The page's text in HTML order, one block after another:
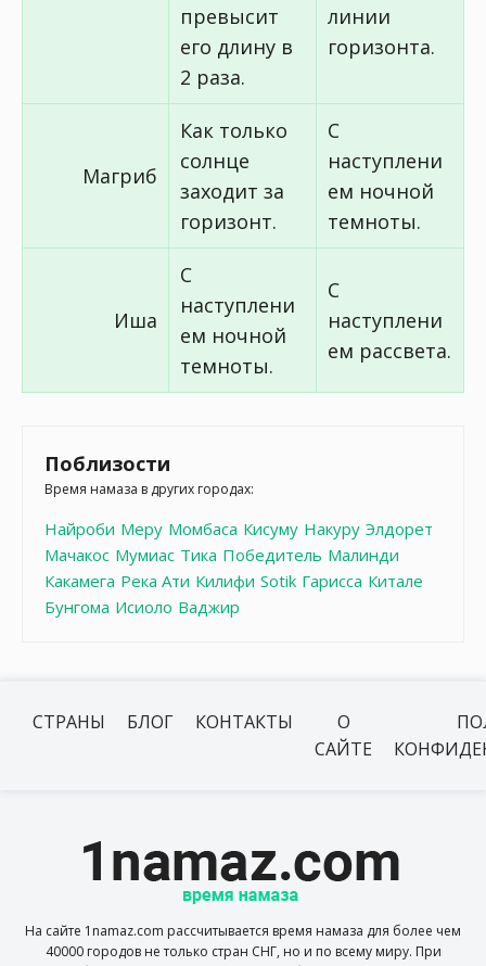
превысит
его длину в
2 раза.
линии
горизонта.
Магриб
Как только
солнце
заходит за
горизонт.
С
наступлени
ем ночной
темноты.
Иша
С
наступлени
ем ночной
темноты.
С
наступлени
ем рассвета.
Поблизости
Время намаза в других городах:
Найроби Меру Момбаса Кисуму Накуру Элдорет
Мачакос Мумиас Тика Победитель Малинди
Какамега Река Ати Килифи Sotik Гарисса Китале
Бунгома Исиоло Ваджир
СТРАНЫ БЛОГ КОНТАКТЫ
О
САЙТЕ
На сайте 1namaz.com рассчитывается время намаза для более чем
40000 городов не только стран СНГ, но и по всему миру. При